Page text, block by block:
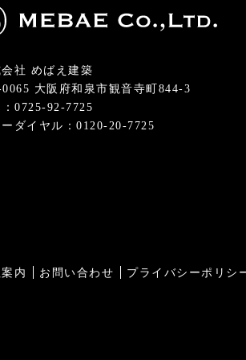
社 めばえ建築
大阪府和泉市観音寺町844-3
0725-92-7725
ダイヤル：0120-20-7725
内 お問い合わせ プライバシーポリシ